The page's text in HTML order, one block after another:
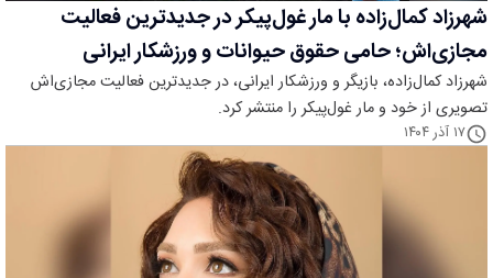
شهرزاد کمال‌زاده با مار غول‌پیکر در جدیدترین فعالیت
مجازی‌اش؛ حامی حقوق حیوانات و ورزشکار ایرانی
شهرزاد کمال‌زاده، بازیگر و ورزشکار ایرانی، در جدیدترین فعالیت مجازی‌اش
تصویری از خود و مار غول‌پیکر را منتشر کرد.
۱۷ آذر ۱۴۰۴